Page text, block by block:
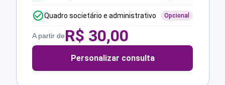
Quadro societário e administrativo Opcional
A partir deR$ 30,00
Personalizar consulta